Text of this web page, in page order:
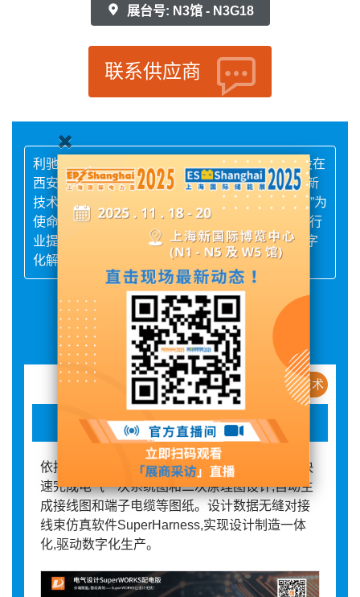
展台号: N3馆 - N3G18
联系供应商
利驰软件成立于1995年,总部位于苏州,研发中心设在
西安,是一家专注于工业电气数字化解决方案的高新
技术企业。公司以“推动数字革命,连接电气新未来”为
使命,深耕工业软件领域三十年,致力于为电气装备行
业提供“工具+数据”的岗位级、车间级、工厂级数字
化解决方案。
展品详情
新产品 / 新技术
电气设计
依托云端海量设计数据与生成式图纸设计技术,快
速完成电气一次系统图和二次原理图设计,自动生
成接线图和端子电缆等图纸。设计数据无缝对接
线束仿真软件SuperHarness,实现设计制造一体
化,驱动数字化生产。